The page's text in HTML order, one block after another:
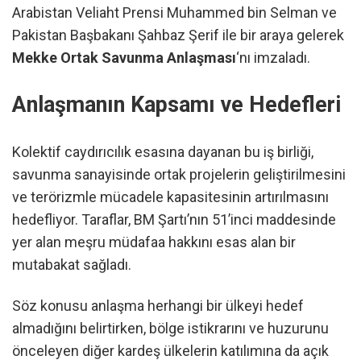
Arabistan Veliaht Prensi Muhammed bin Selman ve
Pakistan Başbakanı Şahbaz Şerif ile bir araya gelerek
Mekke Ortak Savunma Anlaşması‘nı imzaladı.
Anlaşmanın Kapsamı ve Hedefleri
Kolektif caydırıcılık esasına dayanan bu iş birliği,
savunma sanayisinde ortak projelerin geliştirilmesini
ve terörizmle mücadele kapasitesinin artırılmasını
hedefliyor. Taraflar, BM Şartı’nın 51’inci maddesinde
yer alan meşru müdafaa hakkını esas alan bir
mutabakat sağladı.
Söz konusu anlaşma herhangi bir ülkeyi hedef
almadığını belirtirken, bölge istikrarını ve huzurunu
önceleyen diğer kardeş ülkelerin katılımına da açık